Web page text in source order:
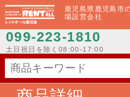
鹿児島県鹿児島市
場設営会社
099-223-1810
土日祝日を除く08:00-17:00